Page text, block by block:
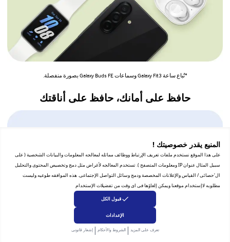
المنيع يقدر خصوصيتك !
على هذا الموقع نستخدم ملفات تعريف الإرتباط ووظائف مماثله لمعالجه المعلومات والبيانات الشخصية ( على
سبيل المثال عنوان IP ومعلومات المتصفح ). تستخدم المعالجه لأغراض مثل دمج وتخصيص المحتوى والتحليل
ال‘حصائى / القياس والإعلانات المخصصة ودمج وسائل التواصل الإجتماعى. هذه الموافقه طوعيه وليست
مطلوبه لاإستخدام موقعنا ويمكن إلغاؤها فى اى وقت من تفضيلات الإستخدام
قبول الكل
الإعدادات
تعرف على المزيد |الشروط والأحكام |إشعار قانونى
*تُباع ساعة Galaxy Fit3 وسماعات Galaxy Buds FE بصورة منفصلة.
حافظ على أمانك، حافظ على أناقتك